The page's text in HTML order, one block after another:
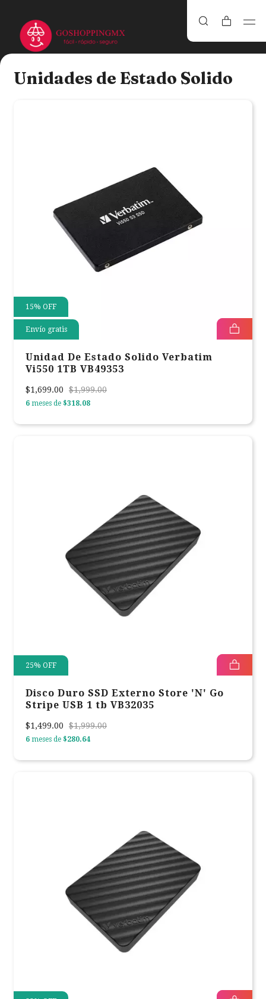
Unidades de Estado Solido
15% OFF
Envío gratis
Unidad De Estado Solido Verbatim
Vi550 1TB VB49353
$1,699.00 $1,999.00
6 meses de $318.08
25% OFF
Disco Duro SSD Externo Store 'N' Go
Stripe USB 1 tb VB32035
$1,499.00 $1,999.00
6 meses de $280.64